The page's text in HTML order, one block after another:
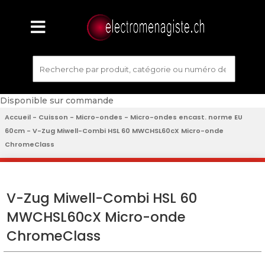
Disponible sur commande
Accueil - Cuisson - Micro-ondes - Micro-ondes encast. norme EU
60cm - V-Zug Miwell-Combi HSL 60 MWCHSL60cX Micro-onde
ChromeClass
V-Zug Miwell-Combi HSL 60
MWCHSL60cX Micro-onde
ChromeClass